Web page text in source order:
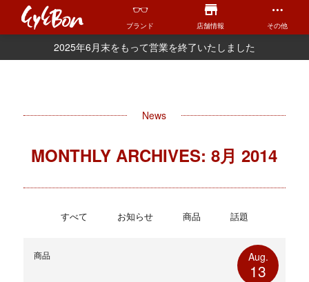
ブランド 店舗情報 その他
2025年6月末をもって営業を終了いたしました
News
MONTHLY ARCHIVES: 8月 2014
すべて お知らせ 商品 話題
商品 Aug.
13